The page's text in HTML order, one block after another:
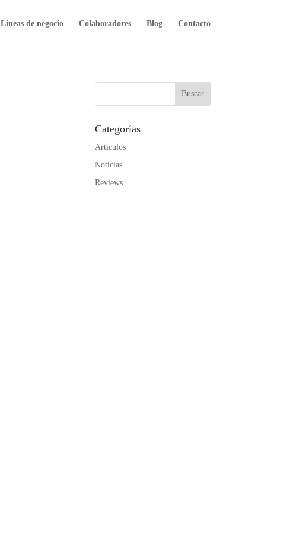
Líneas de negocio Colaboradores Blog Contacto
Buscar
Categorías
Artículos
Noticias
Reviews